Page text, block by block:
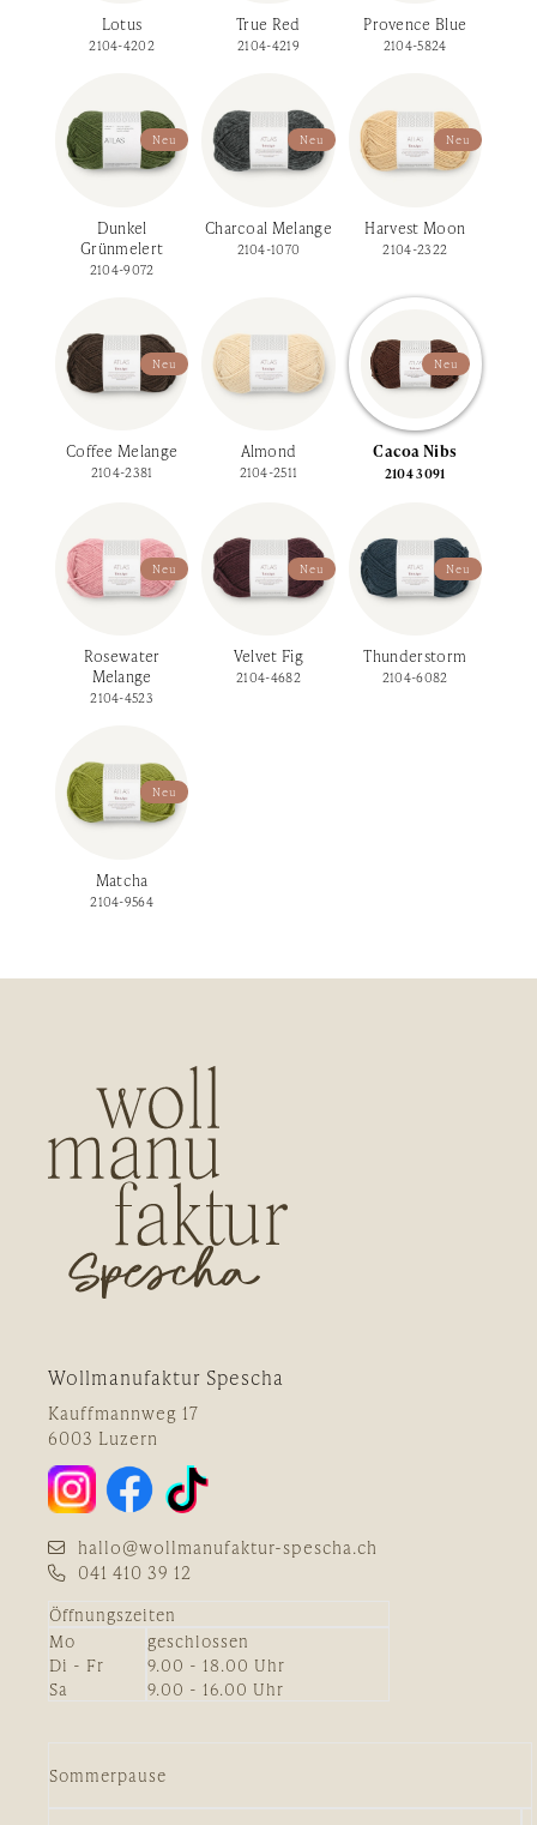
Lotus
2104-4202
True Red
2104-4219
Provence Blue
2104-5824
Neu
Dunkel
Grünmelert
2104-9072
Neu
Charcoal Melange
2104-1070
Neu
Harvest Moon
2104-2322
Neu
Coffee Melange
2104-2381
Almond
2104-2511
Neu
Cacoa Nibs
2104 3091
Neu
Rosewater
Melange
2104-4523
Neu
Velvet Fig
2104-4682
Neu
Thunderstorm
2104-6082
Neu
Matcha
2104-9564
Wollmanufaktur Spescha
Kauffmannweg 17
6003 Luzern
hallo@wollmanufaktur-spescha.ch
041 410 39 12
Öffnungszeiten
Mo
Di - Fr
Sa
geschlossen
9.00 - 18.00 Uhr
9.00 - 16.00 Uhr
Sommerpause